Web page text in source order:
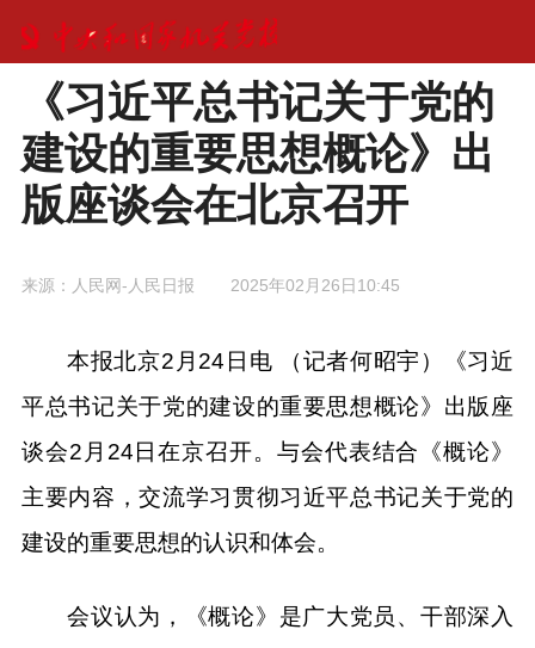
《习近平总书记关于党的
建设的重要思想概论》出
版座谈会在北京召开
来源： 人民网-人民日报 2025年02月26日10:45
本报北京2月24日电 （记者何昭宇）《习近
平总书记关于党的建设的重要思想概论》出版座
谈会2月24日在京召开。与会代表结合《概论》
主要内容，交流学习贯彻习近平总书记关于党的
建设的重要思想的认识和体会。
会议认为，《概论》是广大党员、干部深入